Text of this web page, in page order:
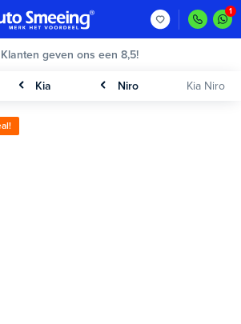
Klanten geven ons een 8,5!
Kia Niro Kia Niro